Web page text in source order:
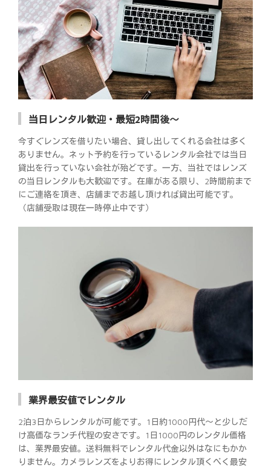
当日レンタル歓迎・最短2時間後～
今すぐレンズを借りたい場合、貸し出してくれる会社は多く
ありません。ネット予約を行っているレンタル会社では当日
貸出を行っていない会社が殆どです。一方、当社ではレンズ
の当日レンタルも大歓迎です。在庫がある限り、2時間前まで
にご連絡を頂き、店舗までお越し頂ければ貸出可能です。
（店舗受取は現在一時停止中です）
業界最安値でレンタル
2泊3日からレンタルが可能です。1日約1000円代～と少しだ
け高価なランチ代程の安さです。1日1000円のレンタル価格
は、業界最安値。送料無料でレンタル代金以外はなにもかか
りません。カメラレンズをよりお得にレンタル頂くべく最安